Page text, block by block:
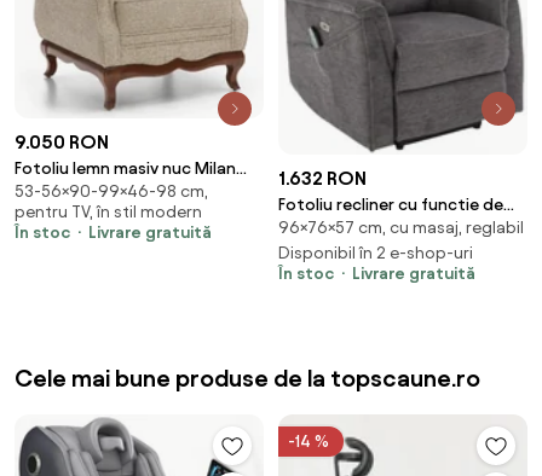
9.050 RON
Fotoliu lemn masiv nuc Milan
Alb- 99/53 x 90/56 x 98/46 cm
53-56×90-99×46-98 cm,
pentru TV, în stil modern
În stoc
Livrare gratuită
1.632 RON
Fotoliu recliner cu functie de
masaj Neptun M gri inchis
Brego18
96×76×57 cm, cu masaj, reglabil
Disponibil în 2 e-shop-uri
În stoc
Livrare gratuită
Cele mai bune produse de la topscaune.ro
-14 %